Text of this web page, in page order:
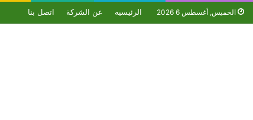
الخميس, أغسطس 6 2026 الرئيسيه عن الشركة اتصل بنا